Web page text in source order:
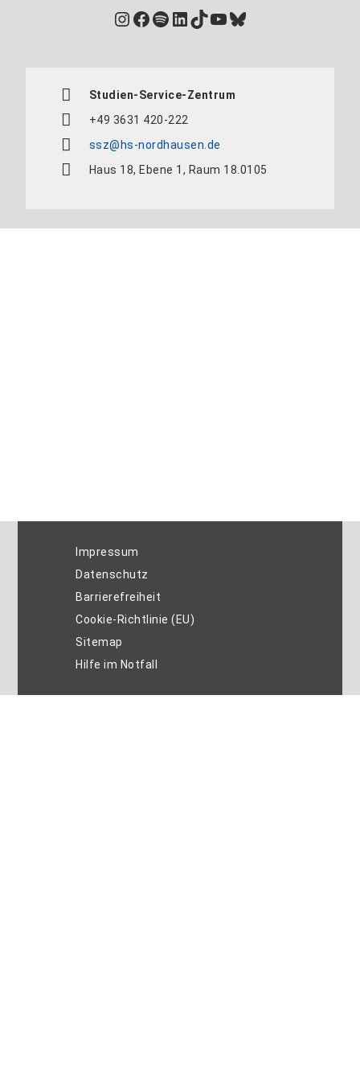
Instagram
Facebook
Spotify
LinkedIn
TikTok
YouTube
Bluesky
Studien-Service-Zentrum
+49 3631 420-222
ssz@hs-nordhausen.de
Haus 18, Ebene 1, Raum 18.0105
Impressum
Datenschutz
Barrierefreiheit
Cookie-Richtlinie (EU)
Sitemap
Hilfe im Notfall